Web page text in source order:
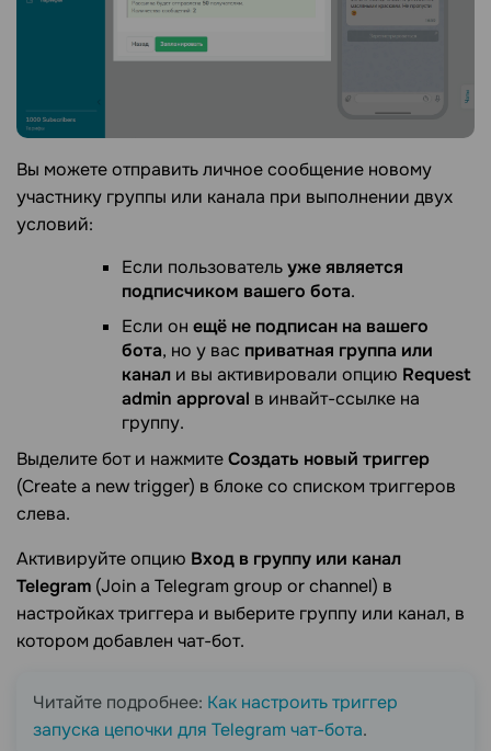
Вы можете отправить личное сообщение новому
участнику группы или канала при выполнении двух
условий:
Если пользовательуже является
подписчиком вашего бота.
Если он ещё не подписан на вашего
бота, но у вас приватная группа или
канал и вы активировали опцию Request
admin approval в инвайт-ссылке на
группу.
Выделите бот и нажмитеСоздать новый триггер
(Create a new trigger) в блоке со списком триггеров
слева.
Активируйте опцию Вход в группу или канал
Telegram (Join a Telegram group or channel) в
настройках триггера и выберите группу или канал, в
котором добавлен чат-бот.
Читайте подробнее: Как настроить триггер
запуска цепочки для Telegram чат-бота.